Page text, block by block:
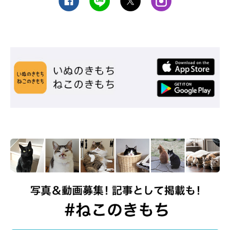
川崎市では、2016年に動物愛護基金を設立。18年度も12月末ま